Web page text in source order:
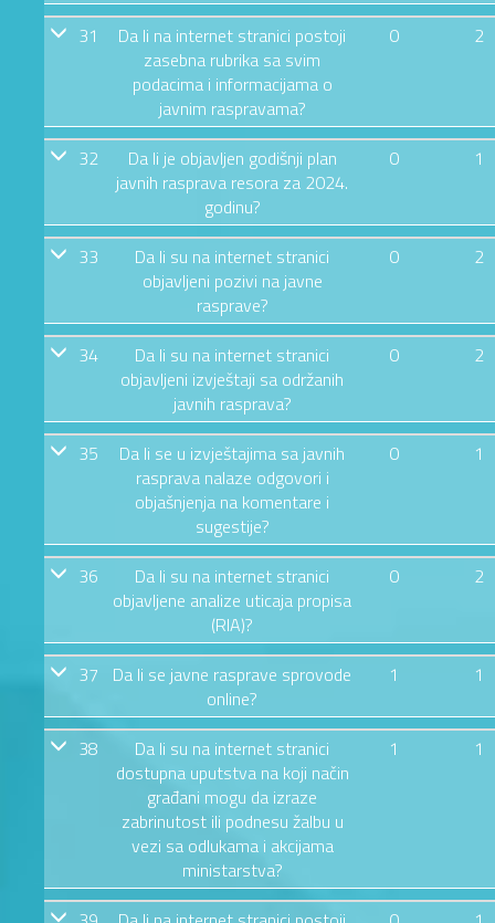
31
Da li na internet stranici postoji
zasebna rubrika sa svim
podacima i informacijama o
javnim raspravama?
0 2
32
Da li je objavljen godišnji plan
javnih rasprava resora za 2024.
godinu?
0 1
33
Da li su na internet stranici
objavljeni pozivi na javne
rasprave?
0 2
34
Da li su na internet stranici
objavljeni izvještaji sa održanih
javnih rasprava?
0 2
35
Da li se u izvještajima sa javnih
rasprava nalaze odgovori i
objašnjenja na komentare i
sugestije?
0 1
36
Da li su na internet stranici
objavljene analize uticaja propisa
(RIA)?
0 2
37
Da li se javne rasprave sprovode
online?
1 1
38
Da li su na internet stranici
dostupna uputstva na koji način
građani mogu da izraze
zabrinutost ili podnesu žalbu u
vezi sa odlukama i akcijama
ministarstva?
1 1